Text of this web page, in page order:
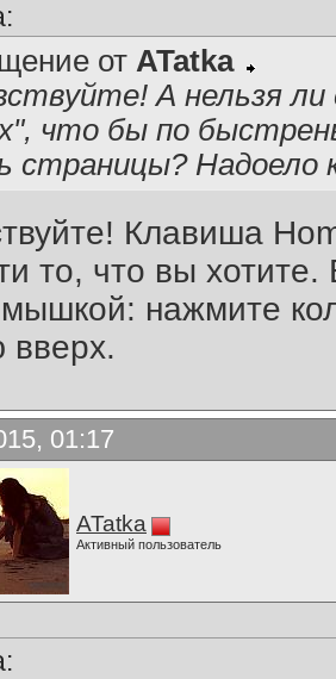
от ATatka
А нельзя ли
что бы по
страницы? Надоело
Клавиша
то, что вы
нажмите
01:17
ATatka
Активный пользователь